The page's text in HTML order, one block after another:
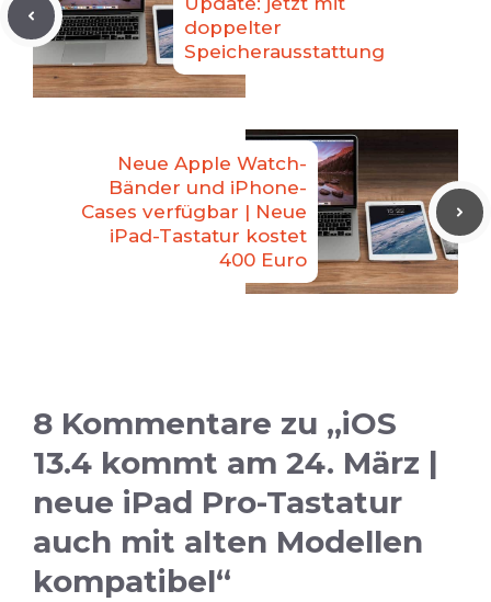
doppelter
Speicherausstattung
Neue Apple Watch-
Bänder und iPhone-
Cases verfügbar | Neue
iPad-Tastatur kostet
400 Euro
8 Kommentare zu „iOS
13.4 kommt am 24. März |
neue iPad Pro-Tastatur
auch mit alten Modellen
kompatibel“